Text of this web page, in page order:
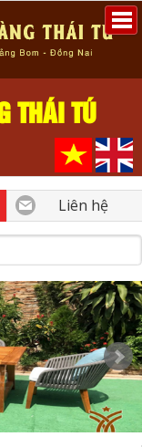
THÁI TÚ
Liên hệ